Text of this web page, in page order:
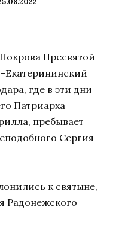
Пресвятой
Екатерининский
где в эти дни
Патриарха
пребывает
Сергия
к святыне,
Радонежского